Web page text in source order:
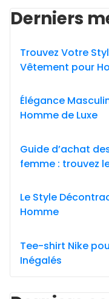
Derniers
Trouvez Votre
Vêtement pour
Élégance
Homme de Luxe
Guide d’achat
femme : trouvez
Le Style
Homme
Tee-shirt Nike
Inégalés